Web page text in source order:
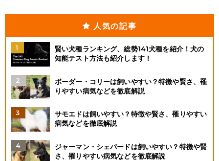
人気の記事
賢い犬種ランキング、総勢141犬種を紹介！犬の
知能テスト方法も紹介します！
ボーダー・コリーは飼いやすい？特徴や賢さ、罹
りやすい病気などを徹底解説
サモエドは飼いやすい？特徴や賢さ、罹りやすい
病気などを徹底解説
ジャーマン・シェパードは飼いやすい？特徴や賢
さ、罹りやすい病気などを徹底解説